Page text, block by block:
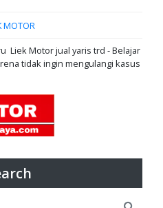
MOTOR
Liek Motor jual yaris trd - Belajar
tidak ingin mengulangi kasus